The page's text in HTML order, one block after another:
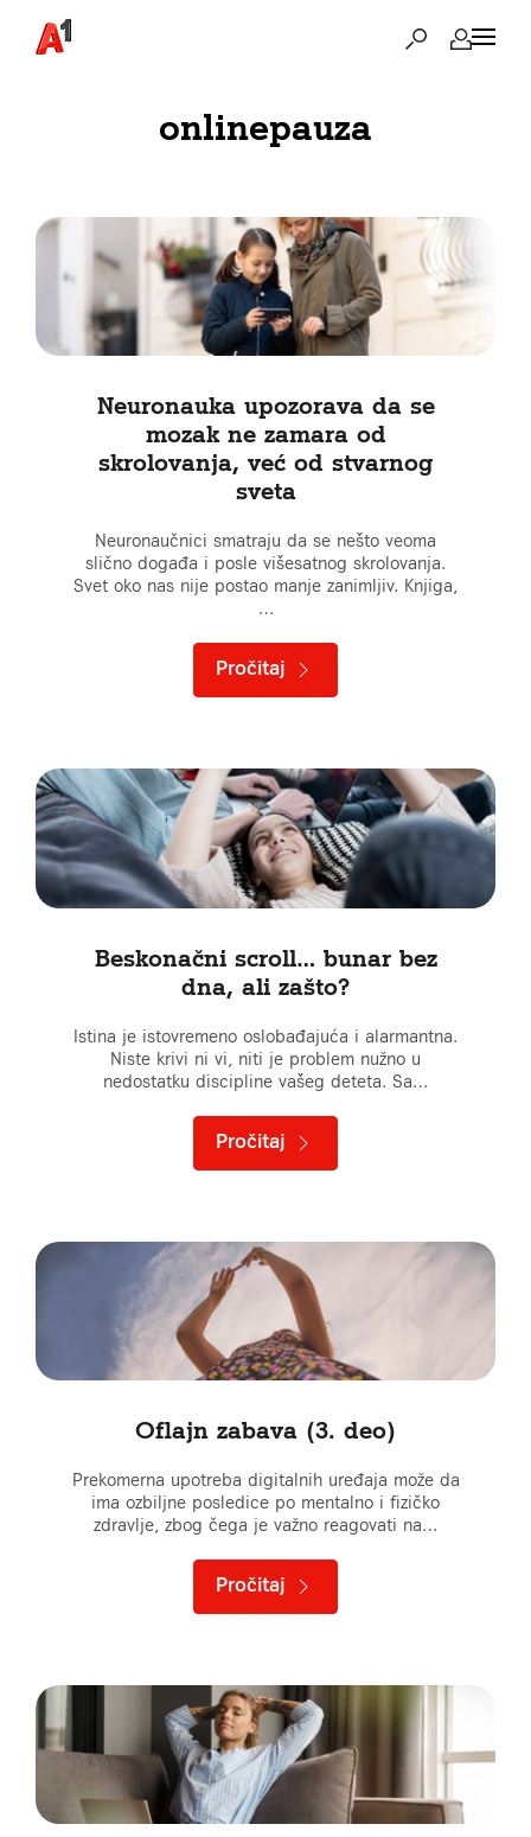
onlinepauza
Neuronauka upozorava da se
mozak ne zamara od
skrolovanja, već od stvarnog
sveta
Neuronaučnici smatraju da se nešto veoma
slično događa i posle višesatnog skrolovanja.
Svet oko nas nije postao manje zanimljiv. Knjiga,
…
Pročitaj
Beskonačni scroll… bunar bez
dna, ali zašto?
Istina je istovremeno oslobađajuća i alarmantna.
Niste krivi ni vi, niti je problem nužno u
nedostatku discipline vašeg deteta. Sa…
Pročitaj
Oflajn zabava (3. deo)
Prekomerna upotreba digitalnih uređaja može da
ima ozbiljne posledice po mentalno i fizičko
zdravlje, zbog čega je važno reagovati na…
Pročitaj